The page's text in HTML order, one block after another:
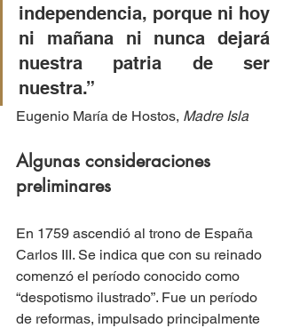
independencia, porque ni hoy
ni mañana ni nunca dejará
nuestra patria de ser
nuestra.”
Eugenio María de Hostos, Madre Isla
Algunas consideraciones
preliminares
En 1759 ascendió al trono de España
Carlos III. Se indica que con su reinado
comenzó el período conocido como
“despotismo ilustrado”. Fue un período
de reformas, impulsado principalmente